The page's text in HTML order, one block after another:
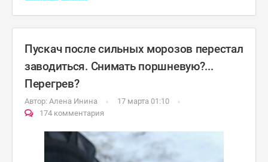
Пускач после сильных морозов перестал
заводиться. Снимать поршневую?...
Перегрев?
Автор: Алена Инина
17 марта 01:10
174 комментария